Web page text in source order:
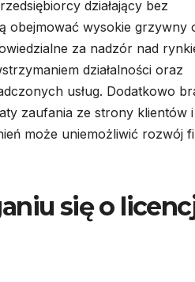
działający bez
obejmować wysokie grzywny
za nadzór nad
działalności oraz
usług. Dodatkowo
zaufania ze strony klientów i
może uniemożliwić rozwój
się o